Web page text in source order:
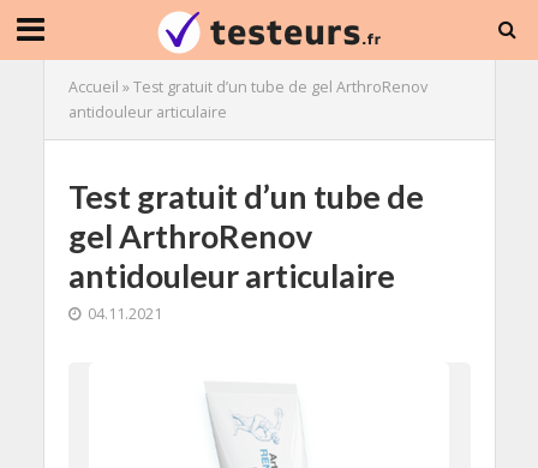
Accueil »Test gratuit d’un tube de gel ArthroRenov
antidouleur articulaire
Test gratuit d’un tube de
gel ArthroRenov
antidouleur articulaire
04.11.2021